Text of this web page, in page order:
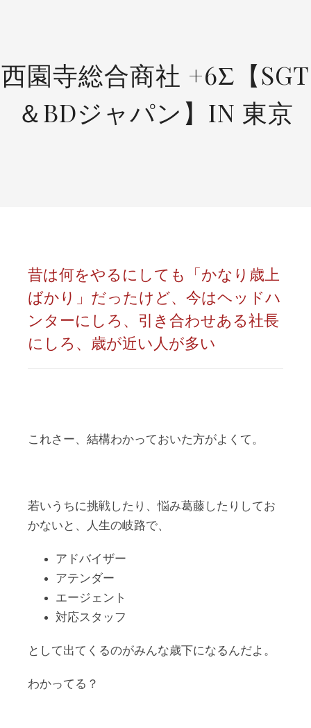
西園寺総合商社 +6Σ【SGT
＆BDジャパン】IN 東京
昔は何をやるにしても「かなり歳上
ばかり」だったけど、今はヘッドハ
ンターにしろ、引き合わせある社長
にしろ、歳が近い人が多い
これさー、結構わかっておいた方がよくて。
若いうちに挑戦したり、悩み葛藤したりしてお
かないと、人生の岐路で、
アドバイザー
アテンダー
エージェント
対応スタッフ
として出てくるのがみんな歳下になるんだよ。
わかってる？